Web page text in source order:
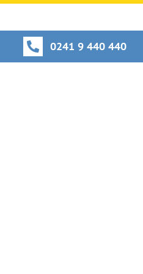
0241 9 440 440